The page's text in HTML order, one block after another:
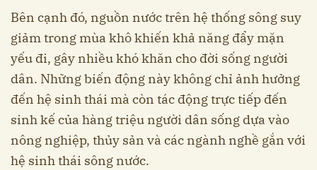
Bên cạnh đó, nguồn nước trên hệ thống sông suy
giảm trong mùa khô khiến khả năng đẩy mặn
yếu đi, gây nhiều khó khăn cho đời sống người
dân. Những biến động này không chỉ ảnh hưởng
đến hệ sinh thái mà còn tác động trực tiếp đến
sinh kế của hàng triệu người dân sống dựa vào
nông nghiệp, thủy sản và các ngành nghề gắn với
hệ sinh thái sông nước.